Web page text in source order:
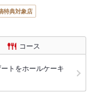
特典対象店
コース
トをホールケーキ